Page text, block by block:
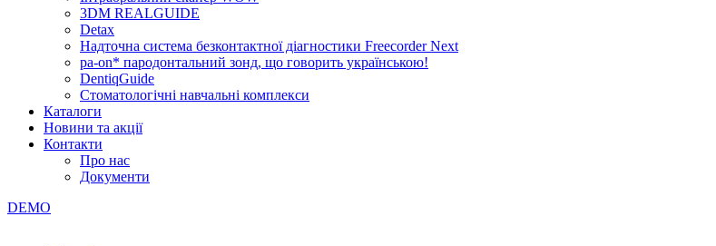
3DM REALGUIDE
Detax
Надточна система безконтактної діагностики Freecorder Next
pa-on* пародонтальний зонд, що говорить українською!
DentiqGuide
Стоматологічні навчальні комплекси
Каталоги
Новини та акції
Контакти
Про нас
Документи
DEMO